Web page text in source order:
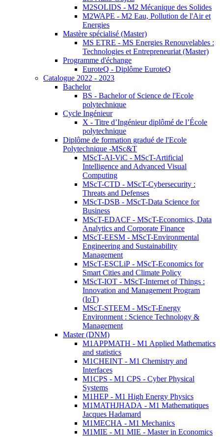
M2SOLIDS - M2 Mécanique des Solides
M2WAPE - M2 Eau, Pollution de l'Air et
Energies
Mastère spécialisé (Master)
MS ETRE - MS Energies Renouvelables :
Technologies et Entrepreneuriat (Master)
Programme d'échange
EuroteQ - Diplôme EuroteQ
Catalogue 2022 - 2023
Bachelor
BS - Bachelor of Science de l'Ecole
polytechnique
Cycle Ingénieur
X - Titre d’Ingénieur diplômé de l’École
polytechnique
Diplôme de formation gradué de l'Ecole
Polytechnique -MSc&T
MScT-AI-ViC - MScT-Artificial
Intelligence and Advanced Visual
Computing
MScT-CTD - MScT-Cybersecurity :
Threats and Defenses
MScT-DSB - MScT-Data Science for
Business
MScT-EDACF - MScT-Economics, Data
Analytics and Corporate Finance
MScT-EESM - MScT-Environmental
Engineering and Sustainability
Management
MScT-ESCLiP - MScT-Economics for
Smart Cities and Climate Policy
MScT-IOT - MScT-Internet of Things :
Innovation and Management Program
(IoT)
MScT-STEEM - MScT-Energy
Environment : Science Technology &
Management
Master (DNM)
M1APPMATH - M1 Applied Mathematics
and statistics
M1CHEINT - M1 Chemistry and
Interfaces
M1CPS - M1 CPS - Cyber Physical
Systems
M1HEP - M1 High Energy Physics
M1MATHJHADA - M1 Mathematiques
Jacques Hadamard
M1MECHA - M1 Mechanics
M1MIE - M1 MIE - Master in Economics